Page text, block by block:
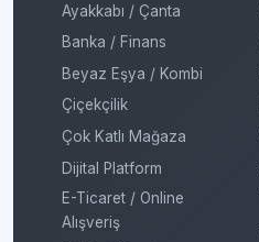
Ayakkabı / Çanta
Banka / Finans
Beyaz Eşya / Kombi
Çiçekçilik
Çok Katlı Mağaza
Dijital Platform
E-Ticaret / Online
Alışveriş